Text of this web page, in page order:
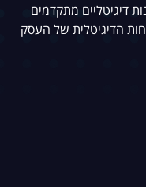
דיגיטליים מתקדמים
הדיגיטלית של העסק